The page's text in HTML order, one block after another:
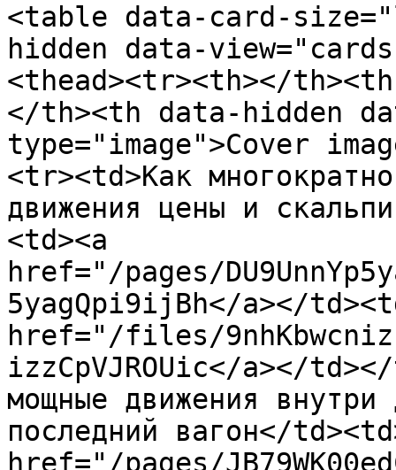
<table data-card-
hidden data-
<thead><tr><th></
</th><th data-hidden
type="image">Cover
<tr><td>Как
движения цены и
<td><a
href="/pages/
5yagQpi9ijBh</a></
href="/files/
izzCpVJROUic</a></
мощные движения
последний вагон</
href="/pages/